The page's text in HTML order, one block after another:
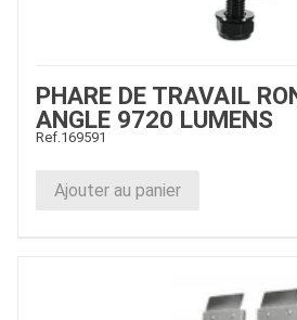
PHARE DE TRAVAIL
ANGLE 9720 LUMENS
Ref. 169591
Ajouter au panier